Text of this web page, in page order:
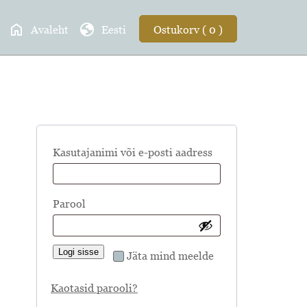
home Avaleht globe Eesti Ostukorv ( 0 )
Kasutajanimi või e-posti aadress
Parool
Jäta mind meelde
Logi sisse
Kaotasid parooli?